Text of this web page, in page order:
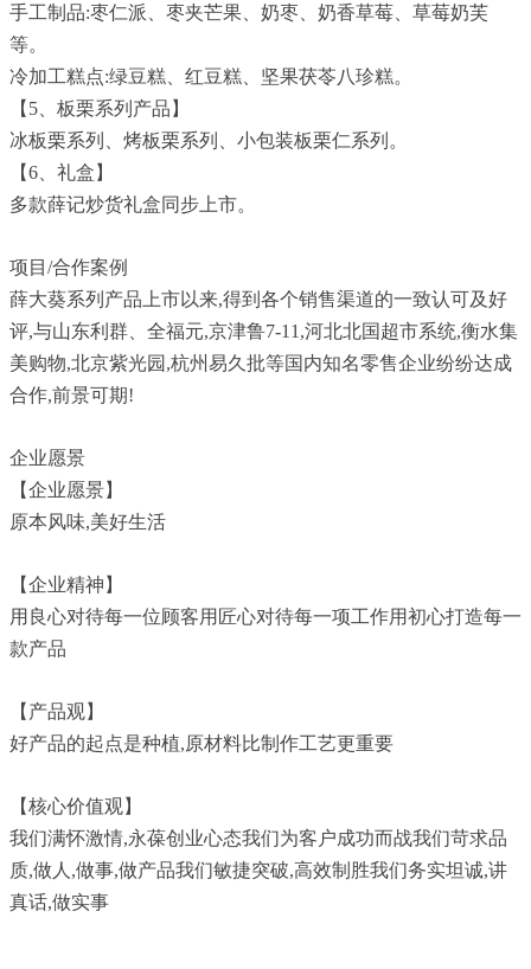
手工制品:枣仁派、枣夹芒果、奶枣、奶香草莓、草莓奶芙
等。
冷加工糕点:绿豆糕、红豆糕、坚果茯苓八珍糕。
【5、板栗系列产品】
冰板栗系列、烤板栗系列、小包装板栗仁系列。
【6、礼盒】
多款薛记炒货礼盒同步上市。
项目/合作案例
薛大葵系列产品上市以来,得到各个销售渠道的一致认可及好
评,与山东利群、全福元,京津鲁7-11,河北北国超市系统,衡水集
美购物,北京紫光园,杭州易久批等国内知名零售企业纷纷达成
合作,前景可期!
企业愿景
【企业愿景】
原本风味,美好生活
【企业精神】
用良心对待每一位顾客用匠心对待每一项工作用初心打造每一
款产品
【产品观】
好产品的起点是种植,原材料比制作工艺更重要
【核心价值观】
我们满怀激情,永葆创业心态我们为客户成功而战我们苛求品
质,做人,做事,做产品我们敏捷突破,高效制胜我们务实坦诚,讲
真话,做实事